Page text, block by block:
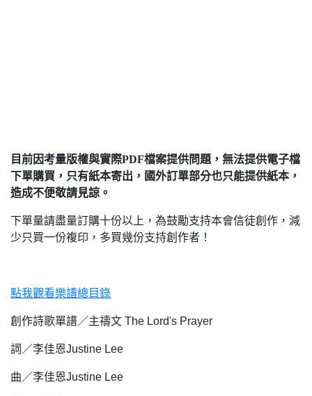
目前因考量版權與實際PDF檔案提供問題，無法提供電子檔
下單購買，只有紙本寄出，國外訂單部分也只能提供紙本，
造成不便敬請見諒。
下單量請盡量訂購十份以上，為鼓勵支持本會信徒創作，減
少只買一份複印，多買幾份支持創作者！
點我觀看樂譜總目錄
創作詩歌單譜／主禱文 The Lord's Prayer
詞／李佳恩Justine Lee
曲／李佳恩Justine Lee